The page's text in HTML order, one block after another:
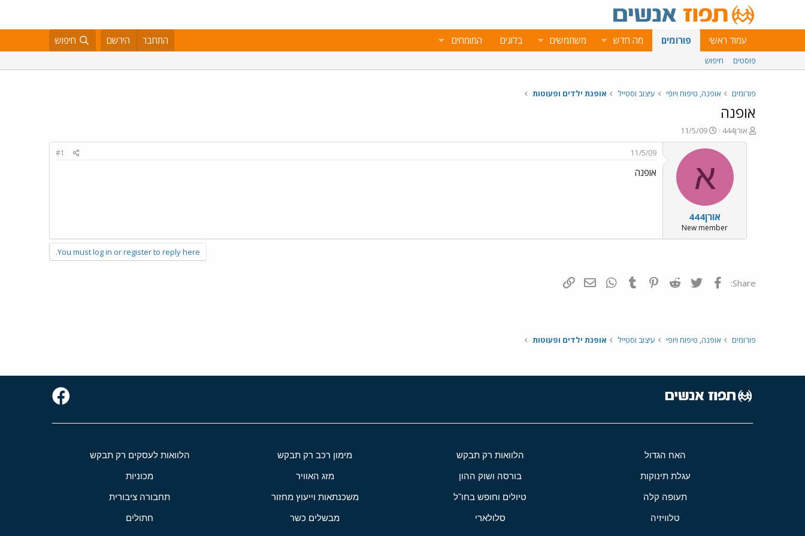
עמוד ראשי פורומים מה חדש משתמשים בלוגים המומחים התחבר הירשם חיפוש
פוסטים חיפוש
פורומים אופנה, טיפוח ויופי עיצוב וסטייל אופנת ילדים ופעוטות
אופנה
פ
ו
אורן444
פ
ו
ר
ם
ב
א
ר
י
ך
11/5/09
א
אורן444
New member
11/5/09
#1
אופנה
You must log in or register to reply here.
Share: פייסבוק Twitter
Reddit
Pinterest
Tumblr
WhatsAppדואר אלקטרוני
פורומים אופנה, טיפוח ויופי עיצוב וסטייל אופנת ילדים ופעוטות
האח הגדול הלוואות רק תבקש מימון רכב רק תבקש הלוואות לעסקים רק תבקש
עגלת תינוקות בורסה ושוק ההון מזג האוויר מכוניות
תעופה קלה טיולים וחופש בחו"ל משכנתאות וייעוץ מחזור תחבורה ציבורית
טלוויזיה סלולארי מבשלים כשר חתולים